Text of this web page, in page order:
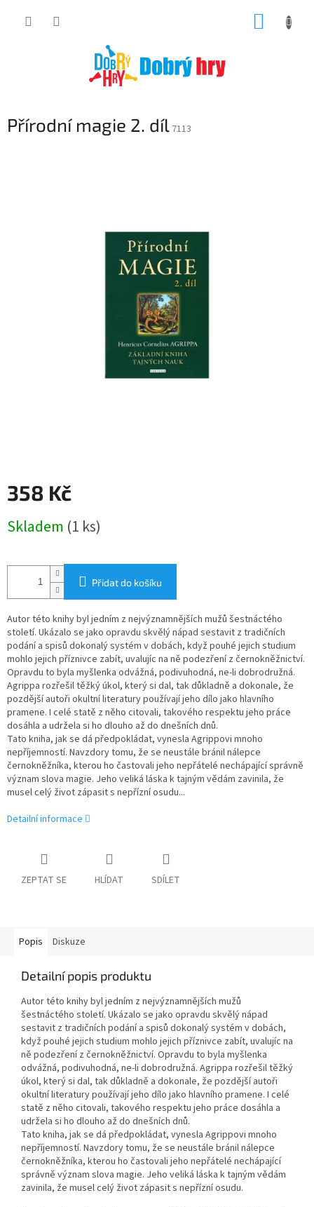
Přírodní magie 2. díl 7113
358 Kč
cena:
Skladem (1 ks)
Přidat do košíku
Autor této knihy byl jedním z nejvýznamnějších mužů šestnáctého
století. Ukázalo se jako opravdu skvělý nápad sestavit z tradičních
podání a spisů dokonalý systém v dobách, když pouhé jejich studium
mohlo jejich příznivce zabít, uvalujíc na ně podezření z černokněžnictví.
Opravdu to byla myšlenka odvážná, podivuhodná, ne-li dobrodružná.
Agrippa rozřešil těžký úkol, který si dal, tak důkladně a dokonale, že
pozdější autoři okultní literatury používají jeho dílo jako hlavního
pramene. I celé statě z něho citovali, takového respektu jeho práce
dosáhla a udržela si ho dlouho až do dnešních dnů.
Tato kniha, jak se dá předpokládat, vynesla Agrippovi mnoho
nepříjemností. Navzdory tomu, že se neustále bránil nálepce
černokněžníka, kterou ho častovali jeho nepřátelé nechápající správně
význam slova magie. Jeho veliká láska k tajným vědám zavinila, že
musel celý život zápasit s nepřízní osudu...
Detailní informace
ZEPTAT SE HLÍDAT SDÍLET
Popis Diskuze
Detailní popis produktu
Autor této knihy byl jedním z nejvýznamnějších mužů
šestnáctého století. Ukázalo se jako opravdu skvělý nápad
sestavit z tradičních podání a spisů dokonalý systém v dobách,
když pouhé jejich studium mohlo jejich příznivce zabít, uvalujíc na
ně podezření z černokněžnictví. Opravdu to byla myšlenka
odvážná, podivuhodná, ne-li dobrodružná. Agrippa rozřešil těžký
úkol, který si dal, tak důkladně a dokonale, že pozdější autoři
okultní literatury používají jeho dílo jako hlavního pramene. I celé
statě z něho citovali, takového respektu jeho práce dosáhla a
udržela si ho dlouho až do dnešních dnů.
Tato kniha, jak se dá předpokládat, vynesla Agrippovi mnoho
nepříjemností. Navzdory tomu, že se neustále bránil nálepce
černokněžníka, kterou ho častovali jeho nepřátelé nechápající
správně význam slova magie. Jeho veliká láska k tajným vědám
zavinila, že musel celý život zápasit s nepřízní osudu.